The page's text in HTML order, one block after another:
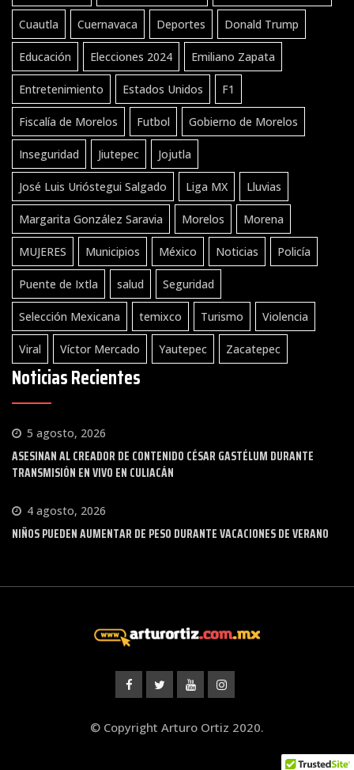
Cuautla Cuernavaca Deportes Donald Trump
Educación Elecciones 2024 Emiliano Zapata
Entretenimiento Estados Unidos F1
Fiscalía de Morelos Futbol Gobierno de Morelos
Inseguridad Jiutepec Jojutla
José Luis Urióstegui Salgado Liga MX Lluvias
Margarita González Saravia Morelos Morena
MUJERES Municipios México Noticias Policía
Puente de Ixtla salud Seguridad
Selección Mexicana temixco Turismo Violencia
Viral Víctor Mercado Yautepec Zacatepec
Noticias Recientes
5 agosto, 2026
ASESINAN AL CREADOR DE CONTENIDO CÉSAR GASTÉLUM DURANTE
TRANSMISIÓN EN VIVO EN CULIACÁN
4 agosto, 2026
NIÑOS PUEDEN AUMENTAR DE PESO DURANTE VACACIONES DE VERANO
© Copyright Arturo Ortiz 2020.